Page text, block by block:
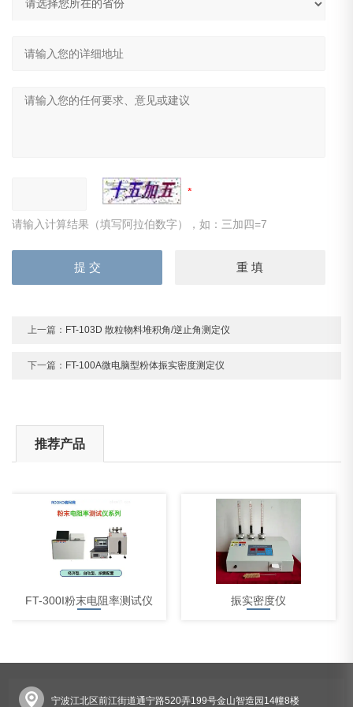
请输入计算结果（填写阿拉伯数字），如：三加四=7
上一篇： FT-103D 散粒物料堆积角/逆止角测定仪
下一篇： FT-100A微电脑型粉体振实密度测定仪
推荐产品
FT-300I粉末电阻率测试仪 振实密度仪
宁波江北区前江街道通宁路520弄199号金山智造园14幢8楼